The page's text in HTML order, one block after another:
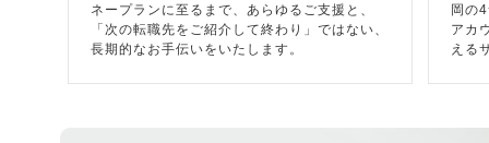
ネープランに至るまで、あらゆるご支援と、
「次の転職先をご紹介して終わり」ではない、
長期的なお手伝いをいたします。
岡の
アカ
える